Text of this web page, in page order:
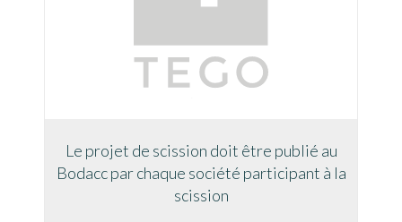
Le projet de scission doit être publié au
Bodacc par chaque société participant à la
scission